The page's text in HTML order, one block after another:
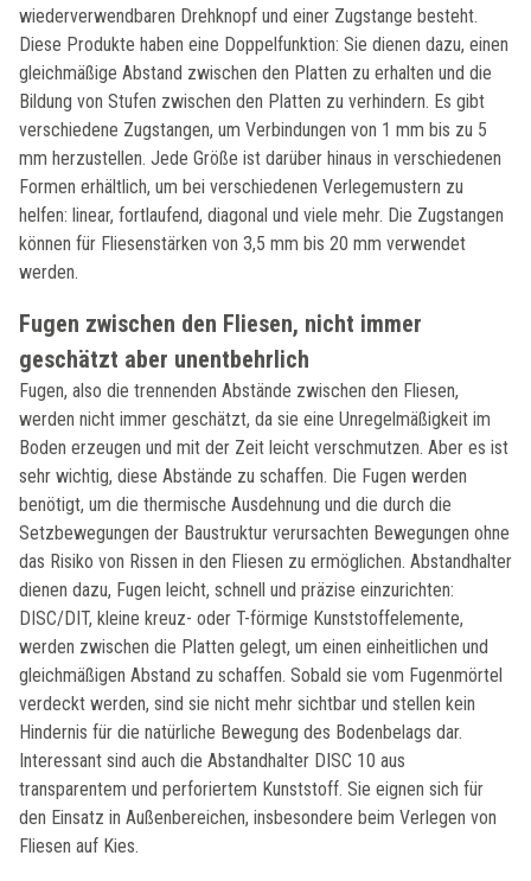
wiederverwendbaren Drehknopf und einer Zugstange besteht.
Diese Produkte haben eine Doppelfunktion: Sie dienen dazu, einen
gleichmäßige Abstand zwischen den Platten zu erhalten und die
Bildung von Stufen zwischen den Platten zu verhindern. Es gibt
verschiedene Zugstangen, um Verbindungen von 1 mm bis zu 5
mm herzustellen. Jede Größe ist darüber hinaus in verschiedenen
Formen erhältlich, um bei verschiedenen Verlegemustern zu
helfen: linear, fortlaufend, diagonal und viele mehr. Die Zugstangen
können für Fliesenstärken von 3,5 mm bis 20 mm verwendet
werden.
Fugen zwischen den Fliesen, nicht immer
geschätzt aber unentbehrlich
Fugen, also die trennenden Abstände zwischen den Fliesen,
werden nicht immer geschätzt, da sie eine Unregelmäßigkeit im
Boden erzeugen und mit der Zeit leicht verschmutzen. Aber es ist
sehr wichtig, diese Abstände zu schaffen. Die Fugen werden
benötigt, um die thermische Ausdehnung und die durch die
Setzbewegungen der Baustruktur verursachten Bewegungen ohne
das Risiko von Rissen in den Fliesen zu ermöglichen. Abstandhalter
dienen dazu, Fugen leicht, schnell und präzise einzurichten:
DISC/DIT, kleine kreuz- oder T-förmige Kunststoffelemente,
werden zwischen die Platten gelegt, um einen einheitlichen und
gleichmäßigen Abstand zu schaffen. Sobald sie vom Fugenmörtel
verdeckt werden, sind sie nicht mehr sichtbar und stellen kein
Hindernis für die natürliche Bewegung des Bodenbelags dar.
Interessant sind auch die Abstandhalter DISC 10 aus
transparentem und perforiertem Kunststoff. Sie eignen sich für
den Einsatz in Außenbereichen, insbesondere beim Verlegen von
Fliesen auf Kies.